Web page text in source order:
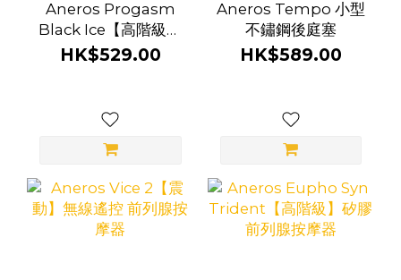
Aneros Progasm
Black Ice【高階級】
前列腺按摩器
HK$529.00
Aneros Tempo 小型
不鏽鋼後庭塞
HK$589.00